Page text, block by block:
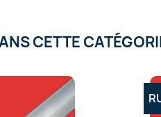
CETTE